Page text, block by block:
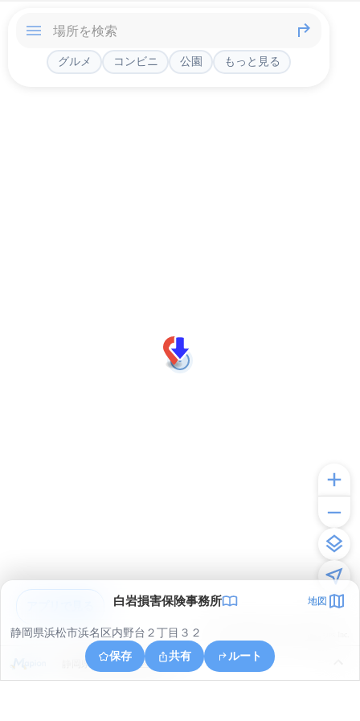
グルメ コンビニ 公園 もっと見る
白岩損害保険事務所 地図
静岡県浜松市浜名区内野台２丁目３２
保存
共有 ルート
静岡県浜松市浜名区内野